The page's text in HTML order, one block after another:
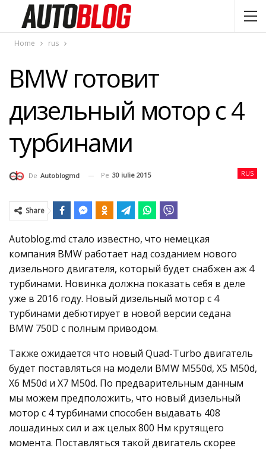
Home rus
BMW готовит
дизельный мотор с 4
турбинами
RUS
De Autoblogmd Pe 30 iulie 2015
Share
Autoblog.md стало известно, что немецкая
компания BMW работает над созданием нового
дизельного двигателя, который будет снабжен аж 4
турбинами. Новинка должна показать себя в деле
уже в 2016 году. Новый дизельный мотор с 4
турбинами дебютирует в новой версии седана
BMW 750D с полным приводом.
Также ожидается что новый Quad-Turbo двигатель
будет поставляться на модели BMW M550d, X5 M50d,
X6 M50d и X7 M50d. По предварительным данным
мы можем предположить, что новый дизельный
мотор с 4 турбинами способен выдавать 408
лошадиных сил и аж целых 800 Нм крутящего
момента. Поставляться такой двигатель скорее